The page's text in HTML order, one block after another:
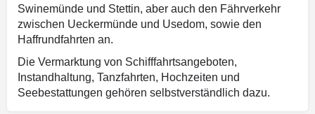
Swinemünde und Stettin, aber auch den Fährverkehr
zwischen Ueckermünde und Usedom, sowie den
Haffrundfahrten an.
Die Vermarktung von Schifffahrtsangeboten,
Instandhaltung, Tanzfahrten, Hochzeiten und
Seebestattungen gehören selbstverständlich dazu.